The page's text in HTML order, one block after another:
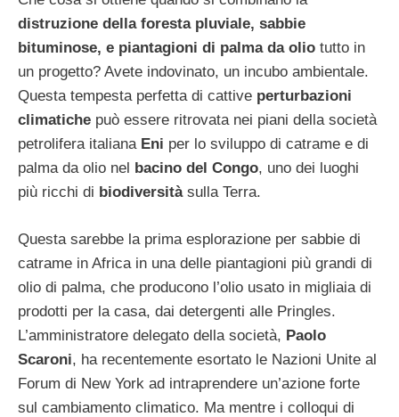
distruzione della foresta pluviale, sabbie
bituminose, e piantagioni di palma da olio tutto in
un progetto? Avete indovinato, un incubo ambientale.
Questa tempesta perfetta di cattive perturbazioni
climatiche può essere ritrovata nei piani della società
petrolifera italiana Eni per lo sviluppo di catrame e di
palma da olio nel
bacino del Congo, uno dei luoghi
più ricchi di biodiversità sulla Terra.
Questa sarebbe la prima esplorazione per sabbie di
catrame in Africa in una delle piantagioni più grandi di
olio di palma, che producono l’olio usato in migliaia di
prodotti per la casa, dai detergenti alle Pringles.
L’amministratore delegato della società, Paolo
Scaroni, ha recentemente esortato le Nazioni Unite al
Forum di New York ad intraprendere un’azione forte
sul cambiamento climatico. Ma mentre i colloqui di